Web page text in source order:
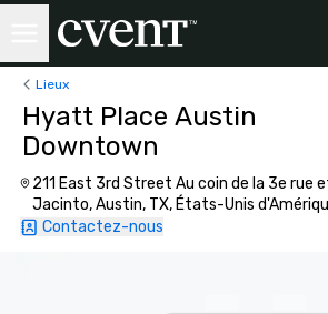
Lieux
Hyatt Place Austin
Downtown
211 East 3rd Street Au coin de la 3e rue
Jacinto, Austin, TX, États-Unis
Contactez-nous